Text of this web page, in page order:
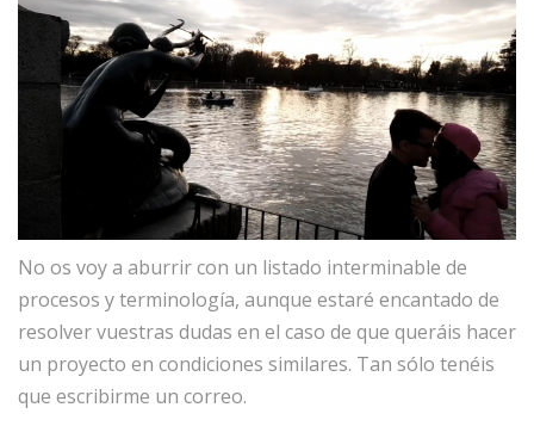
No os voy a aburrir con un listado interminable de
procesos y terminología, aunque estaré encantado de
resolver vuestras dudas en el caso de que queráis hacer
un proyecto en condiciones similares. Tan sólo tenéis
que escribirme un correo.